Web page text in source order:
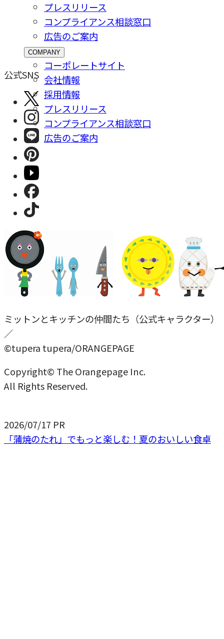
プレスリリース
コンプライアンス相談窓⼝
広告のご案内
COMPANY
コーポレートサイト
会社情報
採⽤情報
プレスリリース
コンプライアンス相談窓⼝
広告のご案内
公式SNS
ミットンとキッチンの仲間たち（公式キャラクター）
／
©tupera tupera/ORANGEPAGE
Copyright© The Orangepage Inc.
All Rights Reserved.
2026/07/17 PR
「蒲焼のたれ」でもっと楽しむ！夏のおいしい食卓